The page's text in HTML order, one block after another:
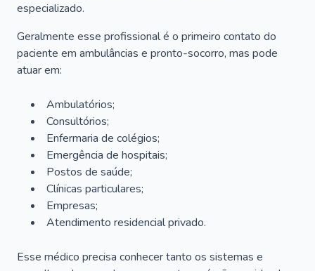
especializado.
Geralmente esse profissional é o primeiro contato do
paciente em ambulâncias e pronto-socorro, mas pode
atuar em:
Ambulatórios;
Consultórios;
Enfermaria de colégios;
Emergência de hospitais;
Postos de saúde;
Clínicas particulares;
Empresas;
Atendimento residencial privado.
Esse médico precisa conhecer tanto os sistemas e